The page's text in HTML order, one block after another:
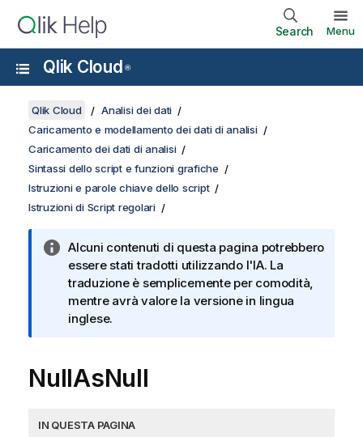
Search Menu
Qlik Cloud ®
Qlik Cloud
Analisi dei dati
Caricamento e modellamento dei dati di analisi
Caricamento dei dati di analisi
Sintassi dello script e funzioni grafiche
Istruzioni e parole chiave dello script
Istruzioni di Script regolari
Alcuni contenuti di questa pagina potrebbero
essere stati tradotti utilizzando l'IA. La
traduzione è semplicemente per comodità,
mentre avrà valore la versione in lingua
inglese.
NullAsNull
IN QUESTA PAGINA